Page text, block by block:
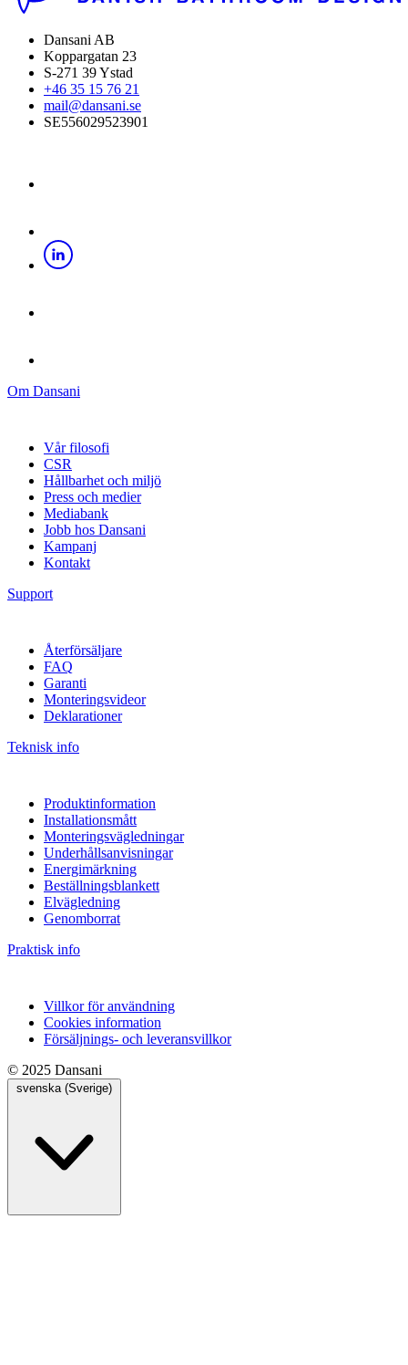
Dansani AB
Koppargatan 23
S-271 39 Ystad
+46 35 15 76 21
mail@dansani.se
SE556029523901
Om Dansani
Vår filosofi
CSR
Hållbarhet och miljö
Press och medier
Mediabank
Jobb hos Dansani
Kampanj
Kontakt
Support
Återförsäljare
FAQ
Garanti
Monteringsvideor
Deklarationer
Teknisk info
Produktinformation
Installationsmått
Monteringsvägledningar
Underhållsanvisningar
Energimärkning
Beställningsblankett
Elvägledning
Genomborrat
Praktisk info
Villkor för användning
Cookies information
Försäljnings- och leveransvillkor
© 2025 Dansani
svenska (Sverige)